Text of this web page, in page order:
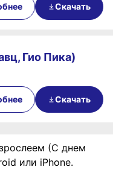
Скачать
Гио Пика)
Скачать
(С днем
или iPhone.